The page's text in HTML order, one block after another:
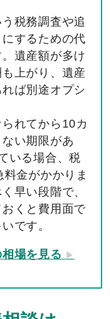
税務調査や追
するための代
遺産額が多け
上がり、遺産
ば別途オプシ
れてから10カ
い期限があ
いる場合、税
金がかかりま
早い段階で、
くと費用面で
です。
場を見る ▶︎